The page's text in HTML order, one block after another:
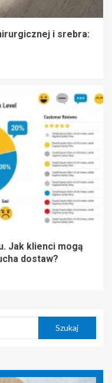
i srebra:
Jak klienci mogą
dostaw?